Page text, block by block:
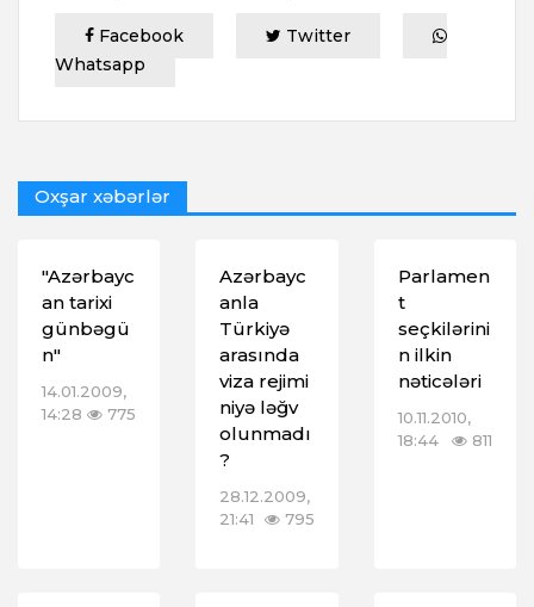
Facebook
Twitter
Whatsapp
Oxşar xəbərlər
"Azərbayc
an tarixi
günbəgü
n"
14.01.2009,
14:28
775
Azərbayc
anla
Türkiyə
arasında
viza rejimi
niyə ləğv
olunmadı
?
28.12.2009,
21:41
795
Parlamen
t
seçkilərini
n ilkin
nəticələri
10.11.2010,
18:44
811